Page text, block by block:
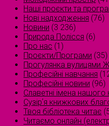
Наші проєкти та
Нові надходження (76)
Новини (3 236)
Природа Полісся (6)
Про нас (1)
Проєкти/Програми (35)
Прогулянка вулицями
Професійні навчання
Професійні новини (96)
Славетні імена
Сузірʼя книжкових
Твоя бібліотека читає
Читаємо онлайн